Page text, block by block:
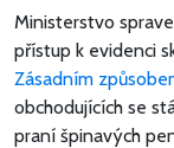
Ministerstvo
přístup k evidenci
Zásadním
obchodujících se
praní špinavých